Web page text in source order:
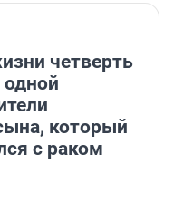
четверть
который
с раком